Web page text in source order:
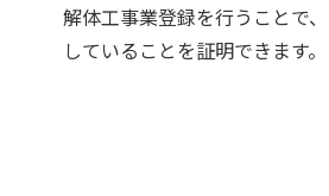
解体工事業登録を行うことで
していることを証明できます。